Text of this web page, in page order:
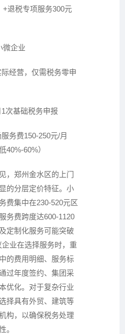
+退税专项服务300元
微企业
经营，仅需税务零申
次基础税务申报
务费150-250元/月
40%-60%）
，郑州金水区的上门
的分层定价特征。小
费集中在230-520元区
务费跨度达600-1120
定制化服务可能突破
业在选择服务时，重
的费用明细、服务标
过年度签约、集团采
优化。对于复杂行业
择具有外贸、建筑等
构，以确保税务处理
。